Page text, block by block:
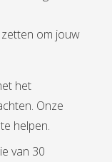
om jouw
het
Onze
helpen.
van 30